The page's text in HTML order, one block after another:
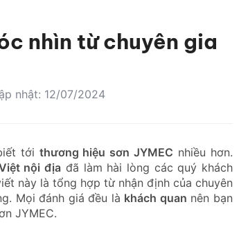
nhìn từ chuyên gia
nhật: 12/07/2024
tới thương hiệu sơn JYMEC nhiều hơn.
nội địa đã làm hài lòng các quý khách
này là tổng hợp từ nhận định của chuyên
Mọi đánh giá đều là khách quan nên bạn
JYMEC.